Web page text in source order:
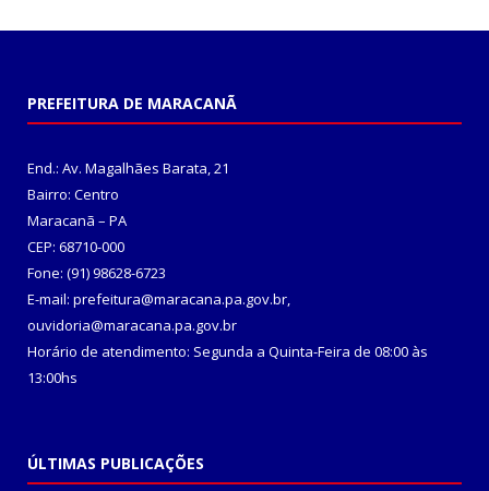
PREFEITURA DE MARACANÃ
End.: Av. Magalhães Barata, 21
Bairro: Centro
Maracanã – PA
CEP: 68710-000
Fone: (91) 98628-6723
E-mail: prefeitura@maracana.pa.gov.br,
ouvidoria@maracana.pa.gov.br
Horário de atendimento: Segunda a Quinta-Feira de 08:00 às
13:00hs
ÚLTIMAS PUBLICAÇÕES